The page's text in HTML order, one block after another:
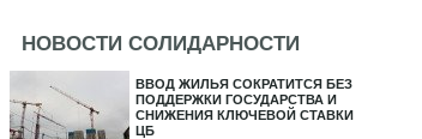
НОВОСТИ СОЛИДАРНОСТИ
ВВОД ЖИЛЬЯ СОКРАТИТСЯ БЕЗ
ПОДДЕРЖКИ ГОСУДАРСТВА И
СНИЖЕНИЯ КЛЮЧЕВОЙ СТАВКИ
ЦБ